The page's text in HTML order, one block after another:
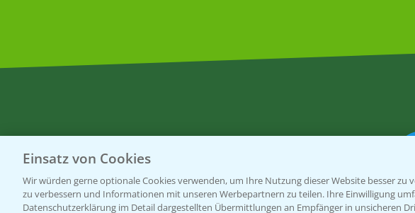
Einsatz von Cookies
Wir würden gerne optionale Cookies verwenden, um Ihre Nutzung dieser Website besser zu
zu verbessern und Informationen mit unseren Werbepartnern zu teilen. Ihre Einwilligung
Datenschutzerklärung im Detail dargestellten Übermittlungen an Empfänger in unsicheren